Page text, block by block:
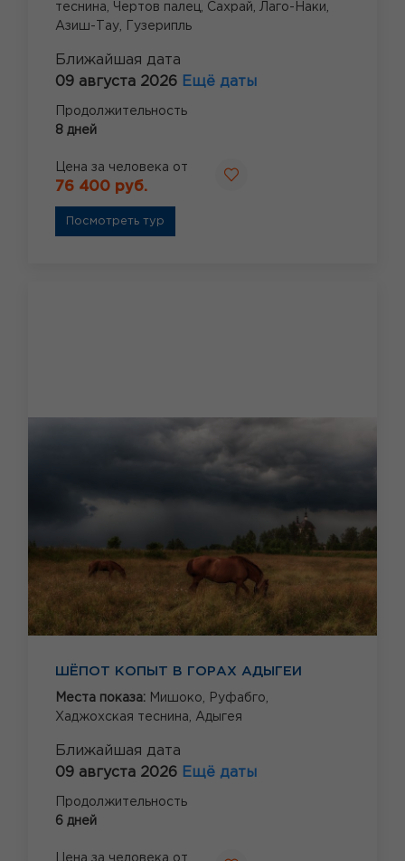
теснина, Чертов палец, Сахрай, Лаго-Наки,
Азиш-Тау,
Гузерипль
Ближайшая дата
09 августа 2026 Ещё даты
Продолжительность
8 дней
Цена за человека от
76 400 руб.
Посмотреть тур
ШЁПОТ КОПЫТ В ГОРАХ АДЫГЕИ
Места показа: Мишоко,
Руфабго,
Хаджохская теснина, Адыгея
Ближайшая дата
09 августа 2026 Ещё даты
Продолжительность
6 дней
Цена за человека от